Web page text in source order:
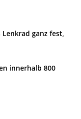
ganz fest,
innerhalb 800